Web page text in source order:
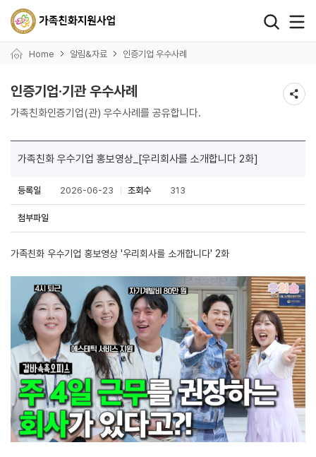
Home 알림&자료 인증기업 우수사례
인증기업·기관 우수사례
가족친화인증기업(관) 우수사례를 공유합니다.
가족친화 우수기업 홍보영상_[우리회사를 소개합니다 2화]
등록일 2026-06-23 조회수 313
첨부파일
가족친화 우수기업 홍보영상 '우리회사를 소개합니다' 2화